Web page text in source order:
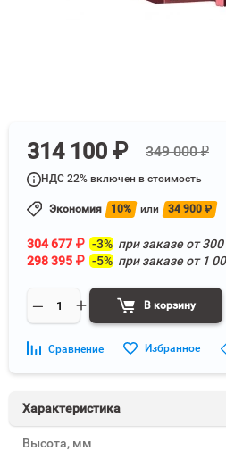
314 100 ₽ 349 000 ₽
НДС 22% включен в стоимость
Экономия 10% или 34 900 ₽
304 677 ₽ -3% при заказе от
298 395 ₽ -5% при заказе от 1
В корзину
Сравнение Избранное
Характеристика
Высота, мм